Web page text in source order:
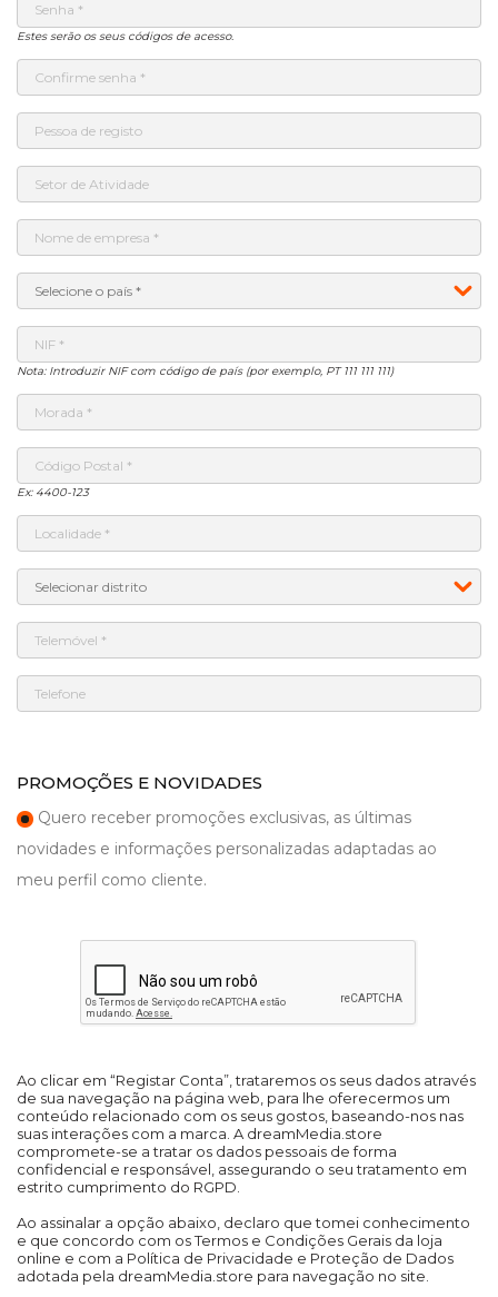
Estes serão os seus códigos de acesso.
Nota: Introduzir NIF com código de país (por exemplo, PT 111 111 111)
Ex: 4400-123
PROMOÇÕES E NOVIDADES
Quero receber promoções exclusivas, as últimas
novidades e informações personalizadas adaptadas ao
meu perfil como cliente.
Ao clicar em “Registar Conta”, trataremos os seus dados através
de sua navegação na página web, para lhe oferecermos um
conteúdo relacionado com os seus gostos, baseando-nos nas
suas interações com a marca. A dreamMedia.store
compromete-se a tratar os dados pessoais de forma
confidencial e responsável, assegurando o seu tratamento em
estrito cumprimento do RGPD.
Ao assinalar a opção abaixo, declaro que tomei conhecimento
e que concordo com os Termos e Condições Gerais da loja
online e com a Política de Privacidade e Proteção de Dados
adotada pela dreamMedia.store para navegação no site.